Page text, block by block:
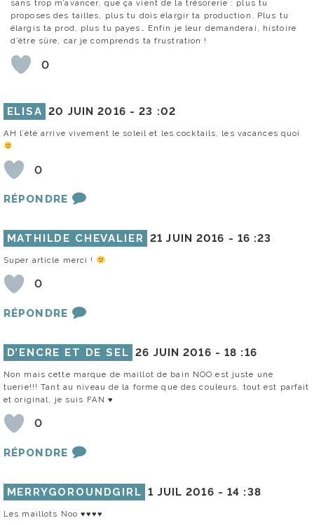
sans trop m’avancer, que ça vient de la trésorerie : plus tu
proposes des tailles, plus tu dois élargir ta production. Plus tu
élargis ta prod, plus tu payes… Enfin je leur demanderai, histoire
d’être sûre, car je comprends ta frustration !
0
ELISA 20 JUIN 2016 -23 :02
AH l’été arrive vivement le soleil et les cocktails, les vacances quoi
0
RÉPONDRE
MATHILDE CHEVALIER 21 JUIN 2016 - 16 :23
Super article merci !
0
RÉPONDRE
D’ENCRE ET DE SEL 26 JUIN 2016 -18 :16
Non mais cette marque de maillot de bain NOO est juste une
tuerie!!! Tant au niveau de la forme que des couleurs, tout est parfait
et original, je suis FAN ♥
0
RÉPONDRE
MERRYGOROUNDGIRL 1 JUIL 2016 -14 :38
Les maillots Noo ♥♥♥♥